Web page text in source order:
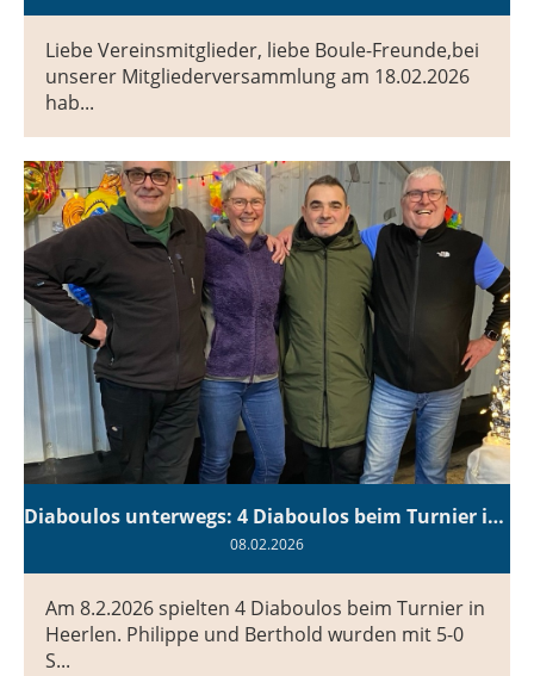
Liebe Vereinsmitglieder, liebe Boule-Freunde,bei
unserer Mitgliederversammlung am 18.02.2026
hab...
Diaboulos unterwegs: 4 Diaboulos beim Turnier in Heerlen auf forderen Plätzen
08.02.2026
Am 8.2.2026 spielten 4 Diaboulos beim Turnier in
Heerlen. Philippe und Berthold wurden mit 5-0
S...